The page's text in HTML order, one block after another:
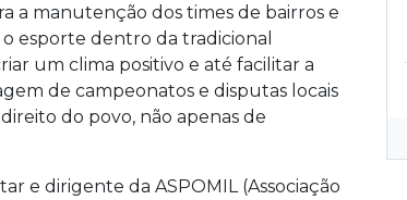
a manutenção dos times de bairros e
o esporte dentro da tradicional
um clima positivo e até facilitar a
de campeonatos e disputas locais
do povo, não apenas de
e dirigente da ASPOMIL (Associação